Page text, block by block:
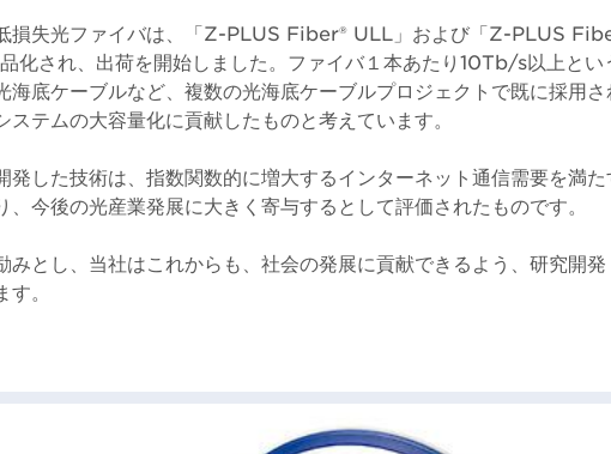
損失光ファイバは、「Z-PLUS Fiber® ULL」および「Z-PLUS
化され、出荷を開始しました。ファイバ１本あたり10Tb/s以上とい
海底ケーブルなど、複数の光海底ケーブルプロジェクトで既に採用
ステムの大容量化に貢献したものと考えています。
発した技術は、指数関数的に増大するインターネット通信需要を満
、今後の光産業発展に大きく寄与するとして評価されたものです。
みとし、当社はこれからも、社会の発展に貢献できるよう、研究開
。